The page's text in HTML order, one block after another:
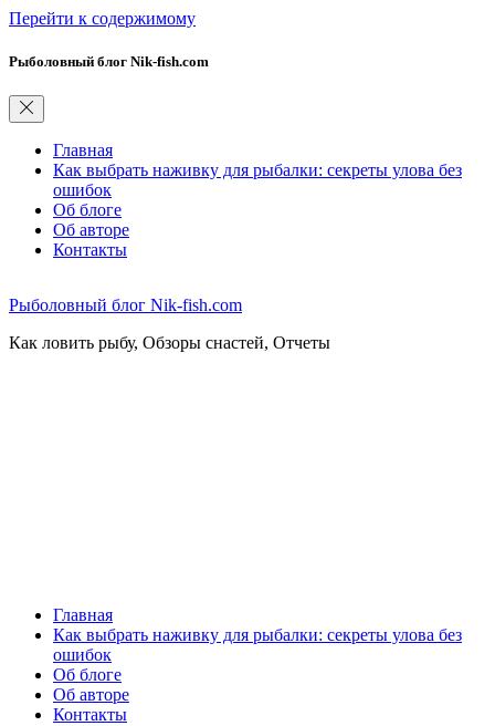
Перейти к содержимому
Рыболовный блог Nik-fish.com
Главная
Как выбрать наживку для рыбалки: секреты улова без
ошибок
Об блоге
Об авторе
Контакты
Рыболовный блог Nik-fish.com
Как ловить рыбу, Обзоры снастей, Отчеты
Главная
Как выбрать наживку для рыбалки: секреты улова без
ошибок
Об блоге
Об авторе
Контакты